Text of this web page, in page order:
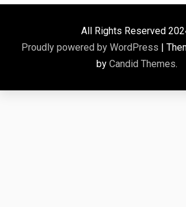
All Rights Reserved
Proudly powered by WordPress
by Candid Themes.